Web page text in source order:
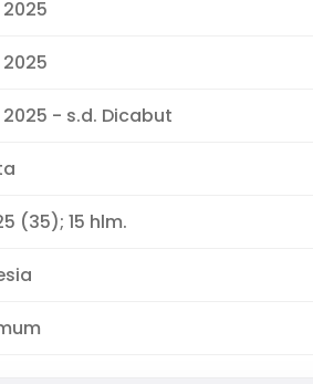
2025 - s.d. Dicabut
(35); 15 hlm.